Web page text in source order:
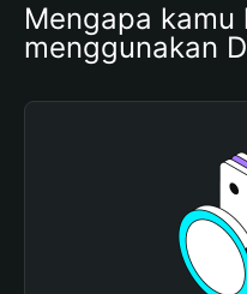
Mengapa kamu
menggunakan